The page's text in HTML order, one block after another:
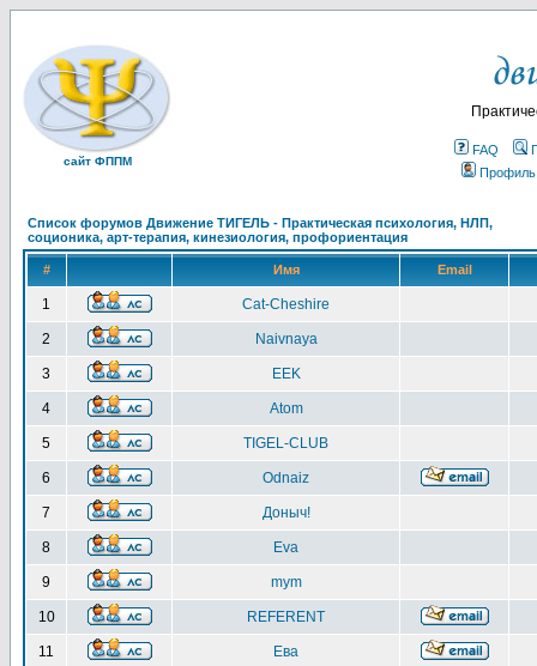
сайт ФППМ
FAQ
Профиль
Список форумов Движение ТИГЕЛЬ - Практическая психология, НЛП,
соционика, арт-терапия, кинезиология, профориентация
# Имя Email
1 Cat-Cheshire
2 Naivnaya
3 EEK
4 Atom
5 TIGEL-CLUB
6 Odnaiz
7 Доныч!
8 Eva
9 mym
10 REFERENT
11 Ева